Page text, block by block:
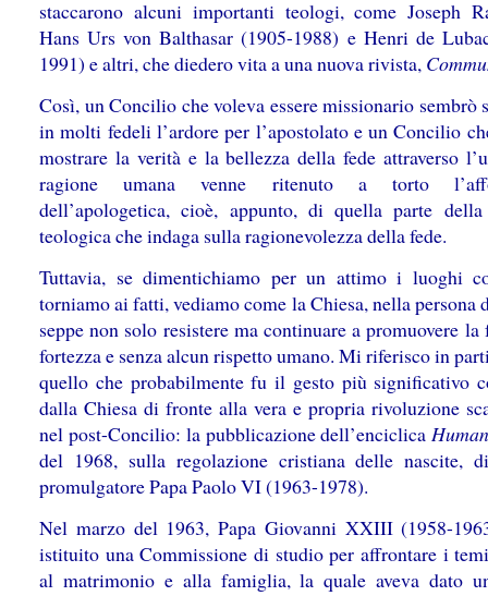
staccarono alcuni importanti teologi, come Joseph
Hans Urs von Balthasar (1905-1988) e Henri de
1991) e altri, che diedero vita a una nuova rivista,
Così, un Concilio che voleva essere missionario sembrò
in molti fedeli l’ardore per l’apostolato e un Concilio
mostrare la verità e la bellezza della fede attraverso
ragione umana venne ritenuto a torto
dell’apologetica, cioè, appunto, di quella parte della
teologica che indaga sulla ragionevolezza della fede.
Tuttavia, se dimentichiamo per un attimo i luoghi
torniamo ai fatti, vediamo come la Chiesa, nella persona
seppe non solo resistere ma continuare a promuovere la
fortezza e senza alcun rispetto umano. Mi riferisco in
quello che probabilmente fu il gesto più significativo
dalla Chiesa di fronte alla vera e propria rivoluzione
nel post-Concilio: la pubblicazione dell’enciclica
del 1968, sulla regolazione cristiana delle nascite,
promulgatore Papa Paolo VI (1963-1978).
Nel marzo del 1963, Papa Giovanni XXIII (1958-
istituito una Commissione di studio per affrontare i
al matrimonio e alla famiglia, la quale aveva dato